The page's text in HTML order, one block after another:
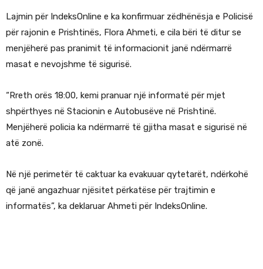
Lajmin për IndeksOnline e ka konfirmuar zëdhënësja e Policisë
për rajonin e Prishtinës, Flora Ahmeti, e cila bëri të ditur se
menjëherë pas pranimit të informacionit janë ndërmarrë
masat e nevojshme të sigurisë.
“Rreth orës 18:00, kemi pranuar një informatë për mjet
shpërthyes në Stacionin e Autobusëve në Prishtinë.
Menjëherë policia ka ndërmarrë të gjitha masat e sigurisë në
atë zonë.
Në një perimetër të caktuar ka evakuuar qytetarët, ndërkohë
që janë angazhuar njësitet përkatëse për trajtimin e
informatës”, ka deklaruar Ahmeti për IndeksOnline.